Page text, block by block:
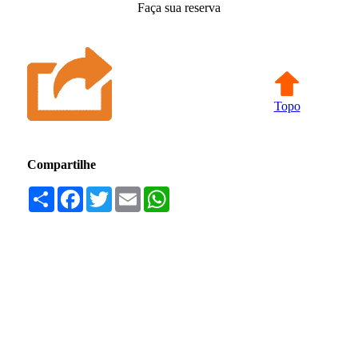
Faça sua reserva
Topo
Compartilhe
Compartilhar
Facebook
TwitterEmail